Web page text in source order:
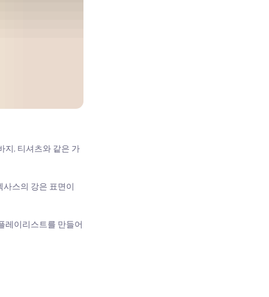
지, 티셔츠와 같은 가
스의 강은 표면이
레이리스트를 만들어